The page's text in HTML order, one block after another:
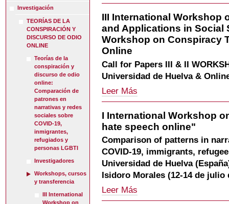
Investigación
TEORÍAS DE LA
CONSPIRACIÓN Y
DISCURSO DE ODIO
ONLINE
Teorías de la
conspiración y
discurso de odio
online:
Comparación de
patrones en
narrativas y redes
sociales sobre
COVID-19,
inmigrantes,
refugiados y
personas LGBTI
Investigadores
Workshops, cursos
y transferencia
III International
Workshop on
III International Workshop
and Applications in Social
Workshop on Conspiracy
Online
Call for Papers III & II
Universidad de Huelva &
III
International
Methodological
and
Applications
in
Social
II
Leer Más
I International Workshop
hate speech online"
Comparison of patterns in
COVID-19, immigrants,
Universidad de Huelva
Isidoro Morales (12-14 de julio
I
International
Leer Más